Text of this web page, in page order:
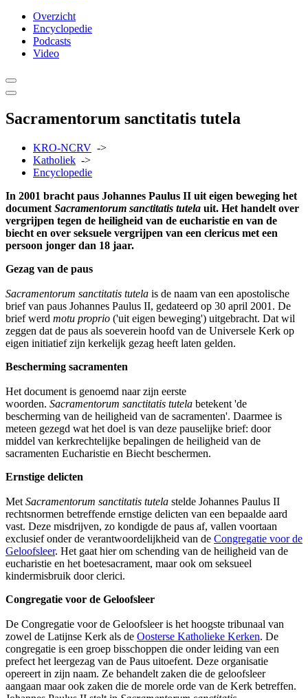
Overzicht
Encyclopedie
Podcasts
Video
Sacramentorum sanctitatis tutela
KRO-NCRV ->
Katholiek ->
Encyclopedie
In 2001 bracht paus Johannes Paulus II uit eigen beweging het
document Sacramentorum sanctitatis tutela uit. Het handelt over
vergrijpen tegen de heiligheid van de eucharistie en van de
biecht en over seksuele vergrijpen van een clericus met een
persoon jonger dan 18 jaar.
Gezag van de paus
Sacramentorum sanctitatis tutela is de naam van een apostolische
brief van paus Johannes Paulus II, gedateerd op 30 april 2001. De
brief werd motu proprio ('uit eigen beweging') uitgebracht. Dat wil
zeggen dat de paus als soeverein hoofd van de Universele Kerk op
eigen initiatief zijn kerkelijk gezag heeft laten gelden.
Bescherming sacramenten
Het document is genoemd naar zijn eerste
woorden. Sacramentorum sanctitatis tutela betekent 'de
bescherming van de heiligheid van de sacramenten'. Daarmee is
meteen gezegd wat het doel is van deze pauselijke brief: door
middel van kerkrechtelijke bepalingen de heiligheid van de
sacramenten Eucharistie en Biecht beschermen.
Ernstige delicten
Met Sacramentorum sanctitatis tutela stelde Johannes Paulus II
rechtsnormen betreffende ernstige delicten van een bepaalde aard
vast. Deze misdrijven, zo kondigde de paus af, vallen voortaan
exclusief onder de verantwoordelijkheid van de Congregatie voor de
Geloofsleer. Het gaat hier om schending van de heiligheid van de
eucharistie en het boetesacrament, maar ook om seksueel
kindermisbruik door clerici.
Congregatie voor de Geloofsleer
De Congregatie voor de Geloofsleer is het hoogste tribunaal van
zowel de Latijnse Kerk als de Oosterse Katholieke Kerken. De
congregatie is een groep bisschoppen die onder leiding van een
prefect het leergezag van de Paus uitoefent. Deze organisatie
opereert in zijn naam. Ze behandelt zaken die de geloofsleer
aangaan maar ook zaken die de morele orde van de Kerk betreffen.